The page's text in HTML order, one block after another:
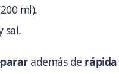
ml).
sal.
además de rápida